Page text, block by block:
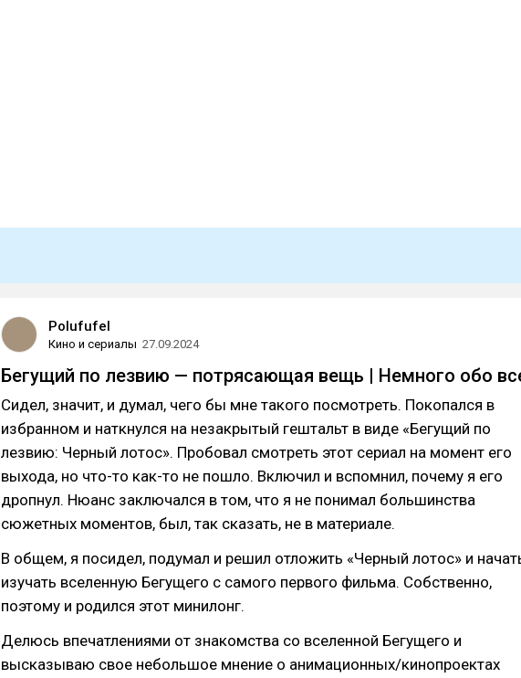
Polufufel
Кино и сериалы 27.09.2024
Бегущий по лезвию — потрясающая вещь | Немного обо
Сидел, значит, и думал, чего бы мне такого посмотреть. Покопался в
избранном и наткнулся на незакрытый гештальт в виде «Бегущий по
лезвию: Черный лотос». Пробовал смотреть этот сериал на момент его
выхода, но что-то как-то не пошло. Включил и вспомнил, почему я его
дропнул. Нюанс заключался в том, что я не понимал большинства
сюжетных моментов, был, так сказать, не в материале.
В общем, я посидел, подумал и решил отложить «Черный лотос» и
изучать вселенную Бегущего с самого первого фильма. Собственно,
поэтому и родился этот минилонг.
Делюсь впечатлениями от знакомства со вселенной Бегущего и
высказываю свое небольшое мнение о анимационных/кинопроектах